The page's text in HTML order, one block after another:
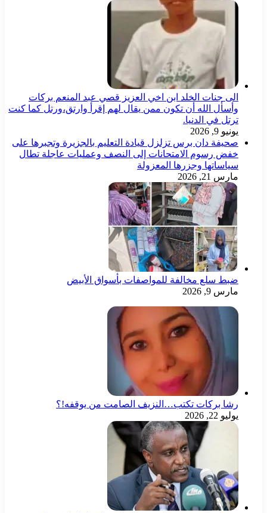
الى جنات الخلد ابن اخي العزيز قصي عبد المنعم بركات
وأسأل الله أن تكون ممن يقال لهم إقرأ وارتق،ورتل كما كنت
ترتل في الدنيا.
يونيو 9, 2026
صحيفة دان برس تزلزل قيادة التعليم بالجزيرة وتجبرها على
خفض رسوم الامتحانات إلى النصف وعمليات عاجلة تطال
سياساتها وجزرها المعزولة
مارس 21, 2026
ضبط سلع مخالفة للمواصفات بأسواق الأبيض
مارس 9, 2026
رشا بركات تكتب…النزيف الصامت من يوقفه!؟
يوليو 22, 2026